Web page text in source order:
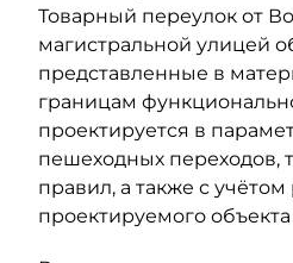
Товарный переулок от
магистральной улицей
представленные в
границам
проектируется в
пешеходных переходов,
правил, а также с
проектируемого